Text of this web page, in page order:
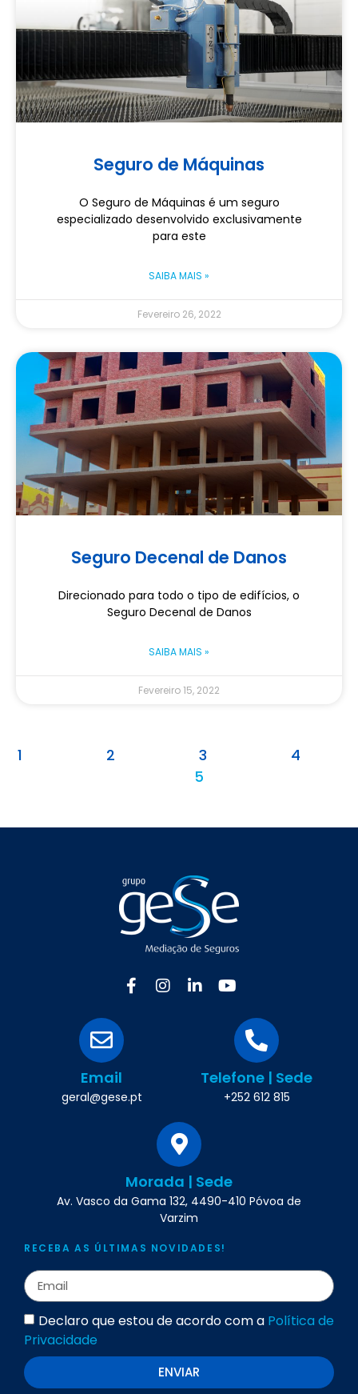
Seguro de Máquinas
O Seguro de Máquinas é um seguro
especializado desenvolvido exclusivamente
para este
SAIBA MAIS »
Fevereiro 26, 2022
Seguro Decenal de Danos
Direcionado para todo o tipo de edifícios, o
Seguro Decenal de Danos
SAIBA MAIS »
Fevereiro 15, 2022
1 2 3
4
5
Email
geral@gese.pt
Telefone | Sede
+252 612 815
Morada | Sede
Av. Vasco da Gama 132, 4490-410 Póvoa de
Varzim
RECEBA AS ÚLTIMAS NOVIDADES!
Declaro que estou de acordo com a Política de
Privacidade
ENVIAR